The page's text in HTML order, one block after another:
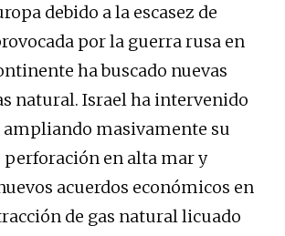
debido a la escasez de
por la guerra rusa en
ha buscado nuevas
natural. Israel ha intervenido
ampliando masivamente su
perforación en alta mar y
acuerdos económicos en
de gas natural licuado